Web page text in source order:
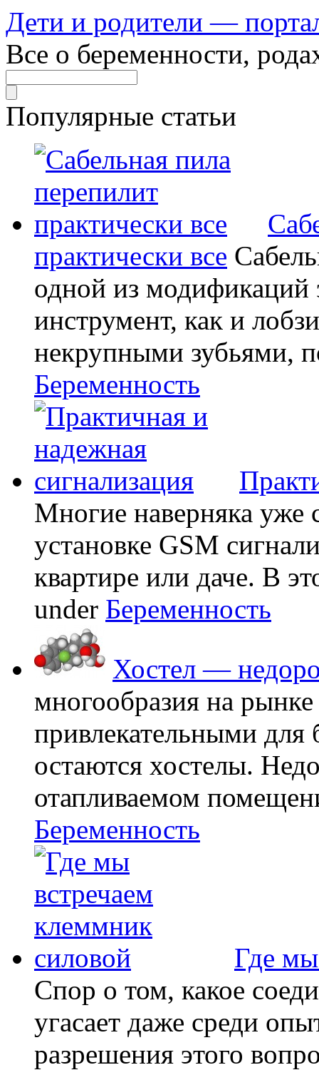
Дети и родители —
Все о беременности,
Популярные статьи
практически все
одной из модификаций
инструмент, как и
некрупными зубьями,
Беременность
Многие наверняка уже
установке GSM
квартире или даче. В
under Беременность
Хостел —
многообразия на
привлекательными
остаются хостелы.
отапливаемом
Беременность
Где
Спор о том, какое
угасает даже среди
разрешения этого